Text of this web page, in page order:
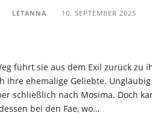
LETANNA 10. SEPTEMBER 2025
führt sie aus dem Exil zurück zu
ihre ehemalige Geliebte.
schließlich nach Mosima. Doch
bei den Fae, wo…